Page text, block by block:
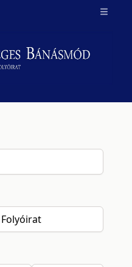
Open